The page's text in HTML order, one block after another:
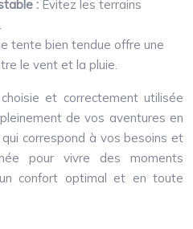
: Évitez les terrains
tente bien tendue offre une
le vent et la pluie.
et correctement utilisée
de vos aventures en
correspond à vos besoins et
pour vivre des moments
confort optimal et en toute